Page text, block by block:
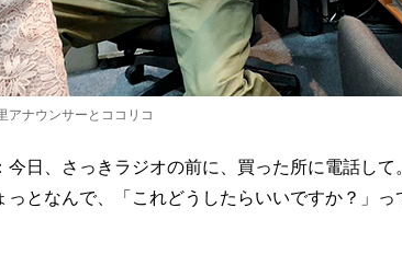
アナウンサーとココリコ
今日、さっきラジオの前に、買った所に電話し
っとなんで、「これどうしたらいいですか？」っ